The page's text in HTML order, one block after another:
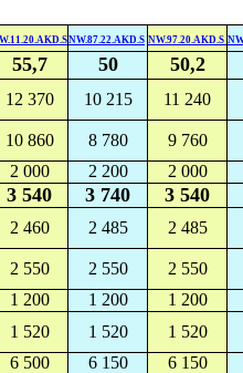
NW.87.22.AKD.S NW.97.20.AKD.S
55,7 50 50,2
12 370 10 215 11 240
10 860 8 780
9 760
2 000 2 200
2 000
3 540 3 740 3 540
2 460 2 485
2 485
2 550 2 550
2 550
1 200 1 200
1 200
1 520 1 520
1 520
6 500 6 150
6 150